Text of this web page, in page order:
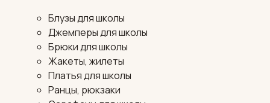
Блузы для школы
Джемперы для школы
Брюки для школы
Жакеты, жилеты
Платья для школы
Ранцы, рюкзаки